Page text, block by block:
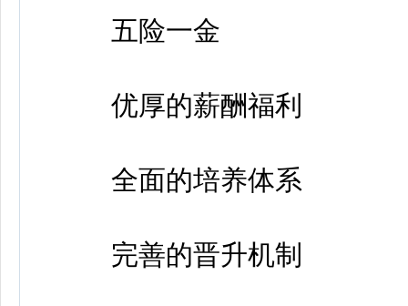
五险一金
优厚的薪酬福利
全面的培养体系
完善的晋升机制